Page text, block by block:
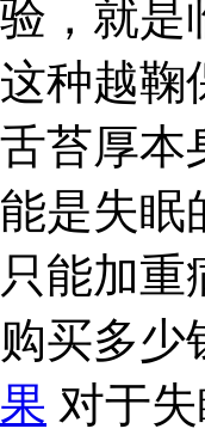
验，就是
这种越鞠
舌苔厚本
能是失眠
只能加
购买多
果 对于